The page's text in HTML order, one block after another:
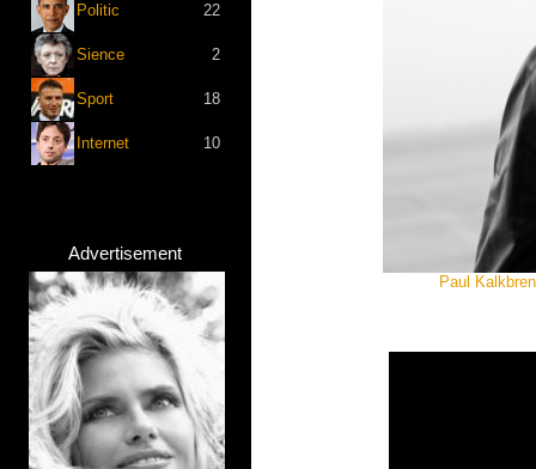
Politic 22
Sience 2
Sport 18
Internet 10
Advertisement
Paul